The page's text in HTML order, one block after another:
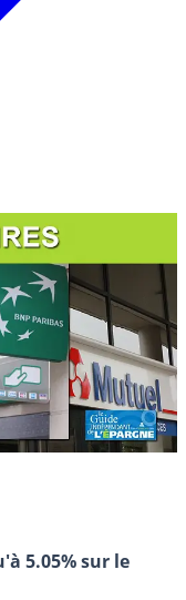
5.05% sur le